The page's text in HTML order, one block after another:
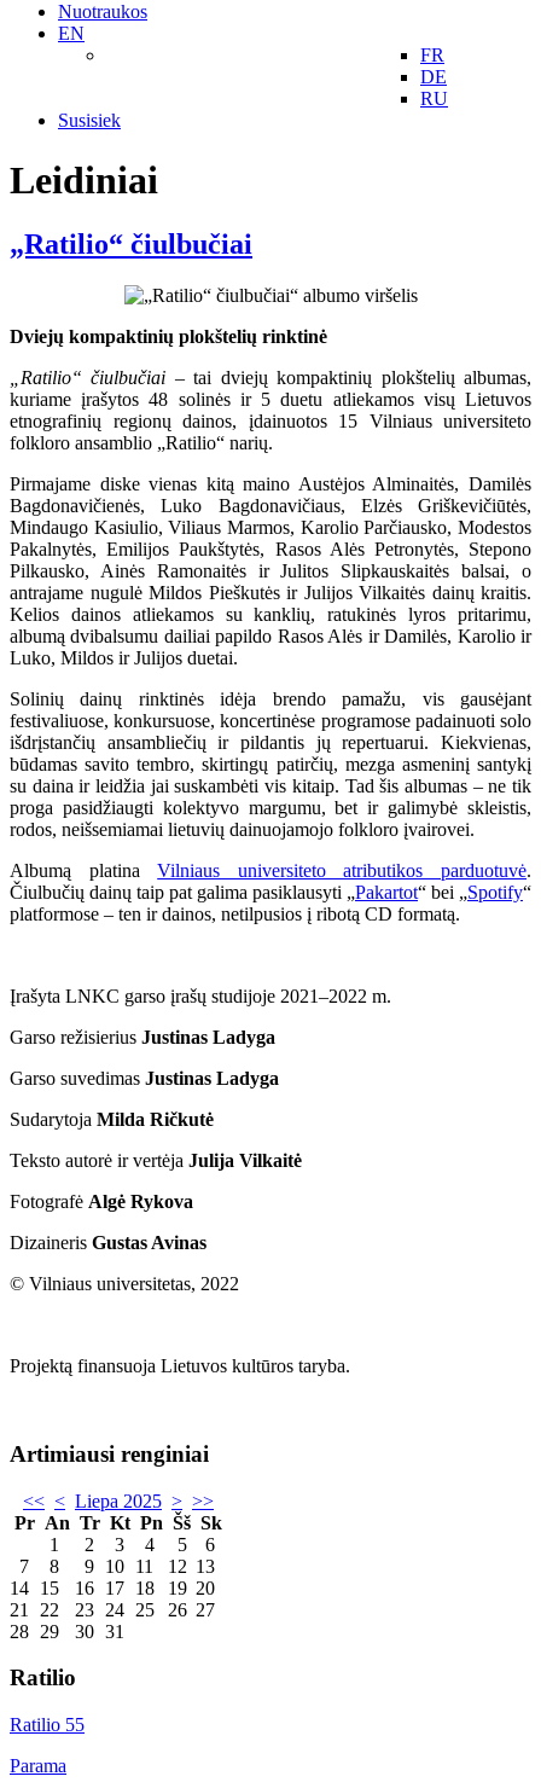
Nuotraukos
EN
FR
DE
RU
Susisiek
Leidiniai
„Ratilio“ čiulbučiai
Dviejų kompaktinių plokštelių rinktinė
„Ratilio“ čiulbučiai – tai dviejų kompaktinių plokštelių albumas,
kuriame įrašytos 48 solinės ir 5 duetu atliekamos visų Lietuvos
etnografinių regionų dainos, įdainuotos 15 Vilniaus universiteto
folkloro ansamblio „Ratilio“ narių.
Pirmajame diske vienas kitą maino Austėjos Alminaitės, Damilės
Bagdonavičienės, Luko Bagdonavičiaus, Elzės Griškevičiūtės,
Mindaugo Kasiulio, Viliaus Marmos, Karolio Parčiausko, Modestos
Pakalnytės, Emilijos Paukštytės, Rasos Alės Petronytės, Stepono
Pilkausko, Ainės Ramonaitės ir Julitos Slipkauskaitės balsai, o
antrajame nugulė Mildos Pieškutės ir Julijos Vilkaitės dainų kraitis.
Kelios dainos atliekamos su kanklių, ratukinės lyros pritarimu,
albumą dvibalsumu dailiai papildo Rasos Alės ir Damilės, Karolio ir
Luko, Mildos ir Julijos duetai.
Solinių dainų rinktinės idėja brendo pamažu, vis gausėjant
festivaliuose, konkursuose, koncertinėse programose padainuoti solo
išdrįstančių ansambliečių ir pildantis jų repertuarui. Kiekvienas,
būdamas savito tembro, skirtingų patirčių, mezga asmeninį santykį
su daina ir leidžia jai suskambėti vis kitaip. Tad šis albumas – ne tik
proga pasidžiaugti kolektyvo margumu, bet ir galimybė skleistis,
rodos, neišsemiamai lietuvių dainuojamojo folkloro įvairovei.
Albumą platinaVilniaus universiteto atributikos parduotuvė.
Čiulbučių dainų taip pat galima pasiklausyti „Pakartot“ bei „Spotify“
platformose – ten ir dainos, netilpusios į ribotą CD formatą.
Įrašyta LNKC garso įrašų studijoje 2021–2022 m.
Garso režisierius Justinas Ladyga
Garso suvedimas Justinas Ladyga
Sudarytoja Milda Ričkutė
Teksto autorė ir vertėja Julija Vilkaitė
Fotografė Algė Rykova
Dizaineris Gustas Avinas
© Vilniaus universitetas, 2022
Projektą finansuoja Lietuvos kultūros taryba.
Artimiausi renginiai
<< < Liepa 2025 > >>
Pr An Tr Kt Pn Šš Sk
1
2 3 4 5
6
7
8 9 10 11 12 13
14 15 16 17 18 19 20
21
22 23 24 25 26 27
28 29 30 31
Ratilio
Ratilio 55
Parama